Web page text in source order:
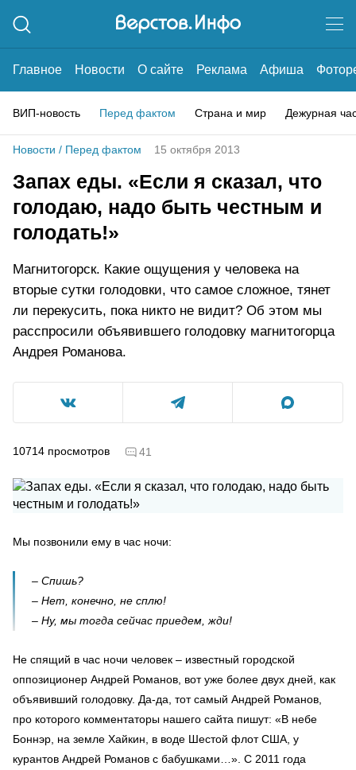
Главное Новости О сайте Реклама Афиша
ВИП-новость Перед фактом Страна и мир Дежурная
Новости / Перед фактом 15 октября 2013
Запах еды. «Если я сказал, что
голодаю, надо быть честным и
голодать!»
Магнитогорск. Какие ощущения у человека на
вторые сутки голодовки, что самое сложное, тянет
ли перекусить, пока никто не видит? Об этом мы
расспросили объявившего голодовку магнитогорца
Андрея Романова.
10714 просмотров 41
Мы позвонили ему в час ночи:
– Спишь?
– Нет, конечно, не сплю!
– Ну, мы тогда сейчас приедем, жди!
Не спящий в час ночи человек – известный городской
оппозиционер Андрей Романов, вот уже более двух дней, как
объявивший голодовку. Да-да, тот самый Андрей Романов,
про которого комментаторы нашего сайта пишут: «В небе
Боннэр, на земле Хайкин, в воде Шестой флот США, у
курантов Андрей Романов с бабушками…». С 2011 года